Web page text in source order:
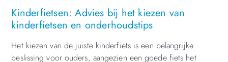
Kinderfietsen: Advies bij het kiezen van
kinderfietsen en onderhoudstips
Het kiezen van de juiste kinderfiets is een belangrijke
beslissing voor ouders, aangezien een goede fiets het